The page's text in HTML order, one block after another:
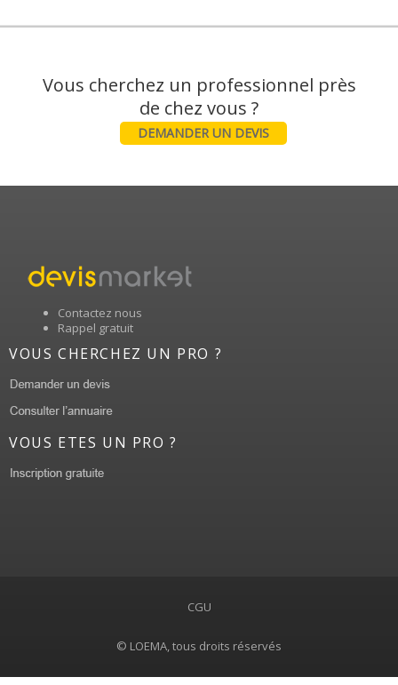
Vous cherchez un professionnel près
DEMANDER UN DEVIS
Contactez nous
Rappel gratuit
VOUS CHERCHEZ UN PRO ?
VOUS ETES UN PRO ?
CGU
© LOEMA, tous droits réservés